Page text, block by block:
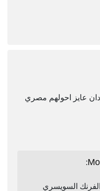
عايز احولهم مصري
:
السويسري